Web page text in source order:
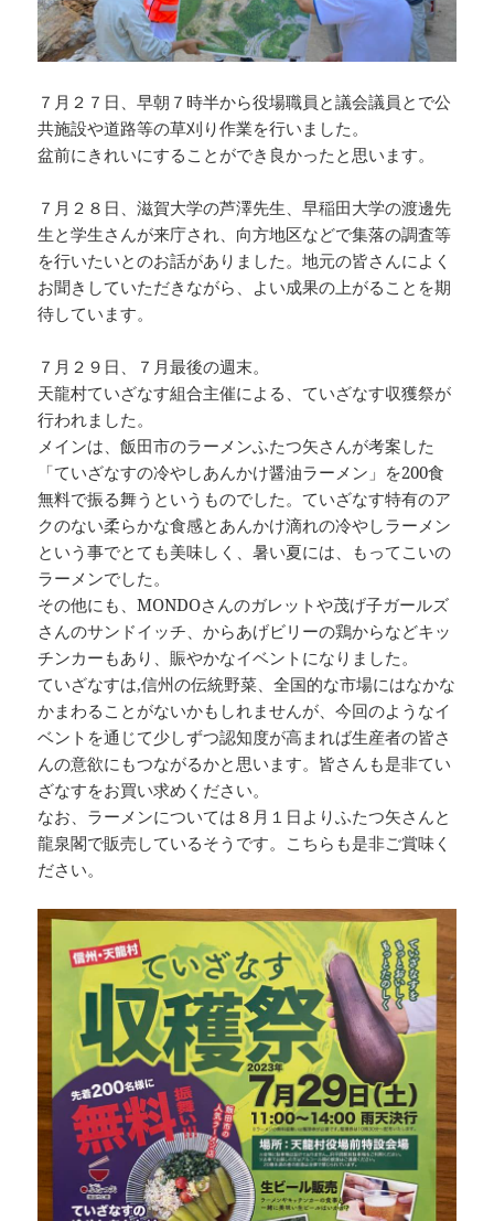
７月２７日、早朝７時半から役場職員と議会議員とで公
共施設や道路等の草刈り作業を行いました。
盆前にきれいにすることができ良かったと思います。
７月２８日、滋賀大学の芦澤先生、早稲田大学の渡邊先
生と学生さんが来庁され、向方地区などで集落の調査等
を行いたいとのお話がありました。地元の皆さんによく
お聞きしていただきながら、よい成果の上がることを期
待しています。
７月２９日、７月最後の週末。
天龍村ていざなす組合主催による、ていざなす収獲祭が
行われました。
メインは、飯田市のラーメンふたつ矢さんが考案した
「ていざなすの冷やしあんかけ醤油ラーメン」を200食
無料で振る舞うというものでした。ていざなす特有のア
クのない柔らかな食感とあんかけ滴れの冷やしラーメン
という事でとても美味しく、暑い夏には、もってこいの
ラーメンでした。
その他にも、MONDOさんのガレットや茂げ子ガールズ
さんのサンドイッチ、からあげビリーの鶏からなどキッ
チンカーもあり、賑やかなイベントになりました。
ていざなすは,信州の伝統野菜、全国的な市場にはなかな
かまわることがないかもしれませんが、今回のようなイ
ベントを通じて少しずつ認知度が高まれば生産者の皆さ
んの意欲にもつながるかと思います。皆さんも是非てい
ざなすをお買い求めください。
なお、ラーメンについては８月１日よりふたつ矢さんと
龍泉閣で販売しているそうです。こちらも是非ご賞味く
ださい。